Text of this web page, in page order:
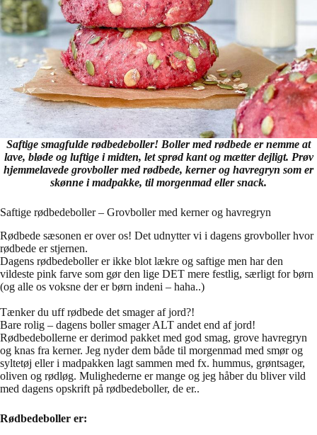
Saftige smagfulde rødbedeboller! Boller med rødbede er nemme at
lave, bløde og luftige i midten, let sprød kant og mætter dejligt. Prøv
hjemmelavede grovboller med rødbede, kerner og havregryn som er
skønne i madpakke, til morgenmad eller snack.
Saftige rødbedeboller – Grovboller med kerner og havregryn
Rødbede sæsonen er over os! Det udnytter vi i dagens grovboller hvor
rødbede er stjernen.
Dagens rødbedeboller er ikke blot lækre og saftige men har den
vildeste pink farve som gør den lige DET mere festlig, særligt for børn
(og alle os voksne der er børn indeni – haha..)
Tænker du uff rødbede det smager af jord?!
Bare rolig – dagens boller smager ALT andet end af jord!
Rødbedebollerne er derimod pakket med god smag, grove havregryn
og knas fra kerner. Jeg nyder dem både til morgenmad med smør og
syltetøj eller i madpakken lagt sammen med fx. hummus, grøntsager,
oliven og rødløg. Mulighederne er mange og jeg håber du bliver vild
med dagens opskrift på rødbedeboller, de er..
Rødbedeboller er: